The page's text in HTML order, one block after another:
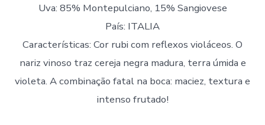
Uva: 85% Montepulciano, 15% Sangiovese
País: ITALIA
Características: Cor rubi com reflexos violáceos. O
nariz vinoso traz cereja negra madura, terra úmida e
violeta. A combinação fatal na boca: maciez, textura e
intenso frutado!